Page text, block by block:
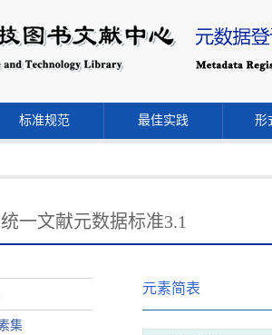
标准规范 最佳实践 形
一文献元数据标准3.1
集
元素简表